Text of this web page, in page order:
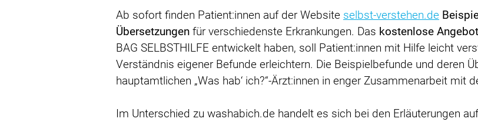
Ab sofort finden Patient:innen auf der Website selbst-verstehen.de
Übersetzungen für verschiedenste Erkrankungen. Das kostenlose Angebot
BAG SELBSTHILFE entwickelt haben, soll Patient:innen mit Hilfe leicht
Verständnis eigener Befunde erleichtern. Die Beispielbefunde und deren
hauptamtlichen „Was hab‘ ich?“-Ärzt:innen in enger Zusammenarbeit mit
Im Unterschied zu washabich.de handelt es sich bei den Erläuterungen